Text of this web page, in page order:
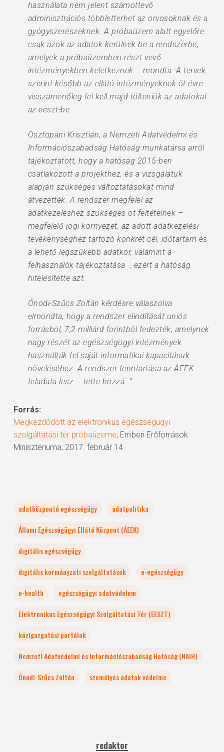
használata nem jelent számottevő
adminisztrációs többletterhet az orvosoknak és a
gyógyszerészeknek. A próbaüzem alatt egyelőre
csak azok az adatok kerülnek be a rendszerbe,
amelyek a próbaüzemben részt vevő
intézményekben keletkeznek – mondta. A tervek
szerint később az ellátó intézményeknek öt évre
visszamenőleg fel kell majd tölteniük az adatokat
az eeszt-be.
Osztopáni Krisztián, a Nemzeti Adatvédelmi és
Információszabadság Hatóság munkatársa arról
tájékoztatott, hogy a hatóság 2015-ben
csatlakozott a projekthez, és a vizsgálatuk
alapján szükséges változtatásokat mind
átvezették. A rendszer megfelel az
adatkezeléshez szükséges öt feltételnek –
megfelelő jogi környezet, az adott adatkezelési
tevékenységhez tartozó konkrét cél, időtartam és
a lehető legszűkebb adatkör, valamint a
felhasználók tájékoztatása -, ezért a hatóság
hitelesítette azt.
Ónodi-Szűcs Zoltán kérdésre válaszolva
elmondta, hogy a rendszer elindítását uniós
forrásból, 7,2 milliárd forintból fedezték, amelynek
nagy részét az egészségügyi intézmények
használták fel saját informatikai kapacitásuk
növeléséhez. A rendszer fenntartása az ÁEEK
feladata lesz – tette hozzá…”
Forrás:
Megkezdődött az elektronikus egészségügyi
szolgáltatási tér próbaüzeme; Emberi Erőforrások
Minisztériuma; 2017. február 14.
adatközpontú egészségügy
adatpolitika
Állami Egészségügyi Ellátó Központ (ÁEEK)
digitális egészségügy
digitális kormányzati szolgáltatások
e-egészségügy
e-health
egészségügyi adatvédelem
Elektronikus Egészségügyi Szolgáltatási Tér (EESZT)
közigazgatási portálok
Nemzeti Adatvédelmi és Információszabadság Hatóság (NAIH)
Ónodi-Szűcs Zoltán
személyes adatok védelme
redaktor